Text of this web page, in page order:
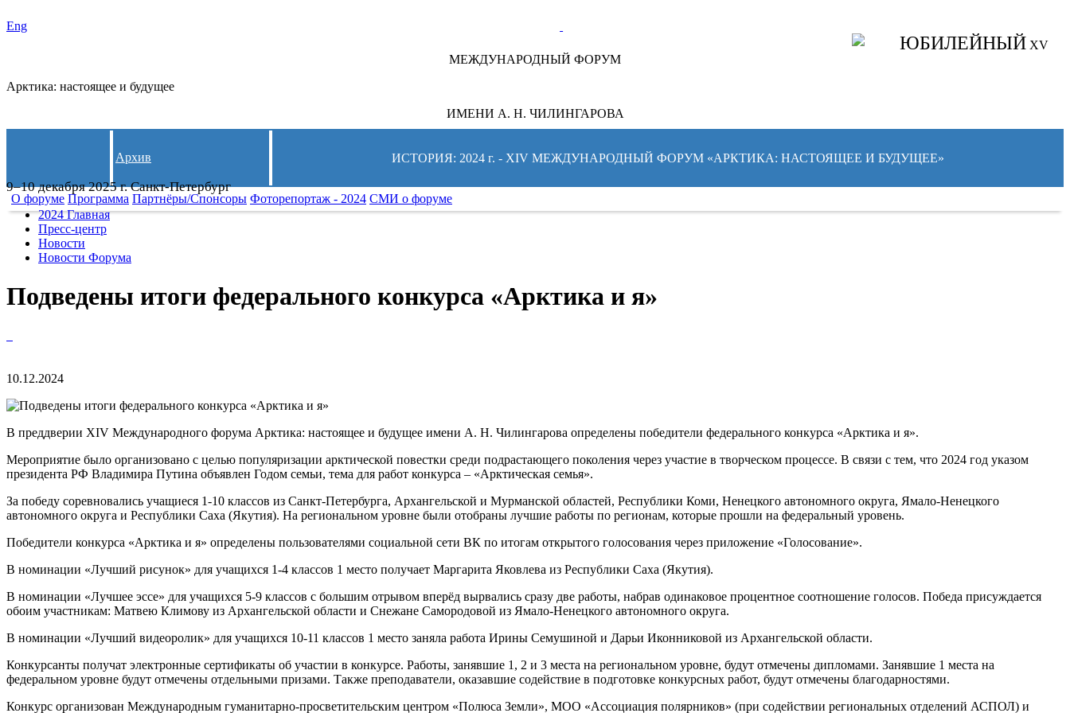
Eng
ЮБИЛЕЙНЫЙ XV
МЕЖДУНАРОДНЫЙ ФОРУМ
Арктика: настоящее и будущее
ИМЕНИ А. Н. ЧИЛИНГАРОВА
9–10 декабря 2025 г. Санкт-Петербург
Архив ИСТОРИЯ: 2024 г. - XIV МЕЖДУНАРОДНЫЙ ФОРУМ «АРКТИКА: НАСТОЯЩЕЕ И БУДУЩЕЕ»
О форуме Программа Партнёры/Спонсоры Фоторепортаж - 2024 СМИ о форуме
2024 Главная
Пресс-центр
Новости
Новости Форума
Подведены итоги федерального конкурса «Арктика и я»
10.12.2024
В преддверии XIV Международного форума Арктика: настоящее и будущее имени А. Н. Чилингарова определены победители федерального конкурса «Арктика и я».
Мероприятие было организовано с целью популяризации арктической повестки среди подрастающего поколения через участие в творческом процессе. В связи с тем, что 2024 год указом
президента РФ Владимира Путина объявлен Годом семьи, тема для работ конкурса – «Арктическая семья».
За победу соревновались учащиеся 1-10 классов из Санкт-Петербурга, Архангельской и Мурманской областей, Республики Коми, Ненецкого автономного округа, Ямало-Ненецкого
автономного округа и Республики Саха (Якутия). На региональном уровне были отобраны лучшие работы по регионам, которые прошли на федеральный уровень.
Победители конкурса «Арктика и я» определены пользователями социальной сети ВК по итогам открытого голосования через приложение «Голосование».
В номинации «Лучший рисунок» для учащихся 1-4 классов 1 место получает Маргарита Яковлева из Республики Саха (Якутия).
В номинации «Лучшее эссе» для учащихся 5-9 классов с большим отрывом вперёд вырвались сразу две работы, набрав одинаковое процентное соотношение голосов. Победа присуждается
обоим участникам: Матвею Климову из Архангельской области и Снежане Самородовой из Ямало-Ненецкого автономного округа.
В номинации «Лучший видеоролик» для учащихся 10-11 классов 1 место заняла работа Ирины Семушиной и Дарьи Иконниковой из Архангельской области.
Конкурсанты получат электронные сертификаты об участии в конкурсе. Работы, занявшие 1, 2 и 3 места на региональном уровне, будут отмечены дипломами. Занявшие 1 места на
федеральном уровне будут отмечены отдельными призами. Также преподаватели, оказавшие содействие в подготовке конкурсных работ, будут отмечены благодарностями.
Конкурс организован Международным гуманитарно-просветительским центром «Полюса Земли», МОО «Ассоциация полярников» (при содействии региональных отделений АСПОЛ) и